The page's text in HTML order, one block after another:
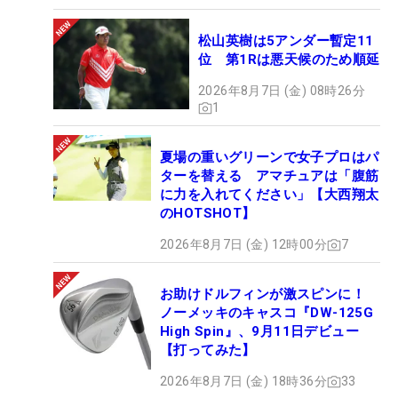
松山英樹は5アンダー暫定11
位 第1Rは悪天候のため順延
2026年8月7日 (金) 08時26分
1
夏場の重いグリーンで女子プロはパ
ターを替える アマチュアは「腹筋
に力を入れてください」【大西翔太
のHOTSHOT】
2026年8月7日 (金) 12時00分 7
お助けドルフィンが激スピンに！
ノーメッキのキャスコ『DW-125G
High Spin』、9月11日デビュー
【打ってみた】
2026年8月7日 (金) 18時36分 33